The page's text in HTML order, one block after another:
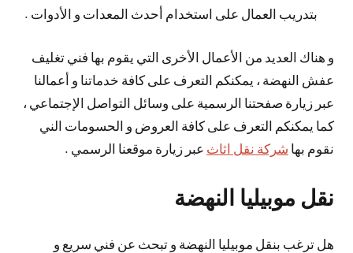
بتدريب العمال على استخدام أحدث المعدات و الأدوات .
و هناك العديد من الأعمال الأخرى التي يقوم بها فني تغليف
عفش النهضة ، يمكنكم التعرف على كافة خدماتنا و أعمالنا
عبر زيارة صفحتنا الرسمية على وسائل التواصل الإجتماعي ،
كما يمكنكم التعرف على كافة العروض و الحسومات الني
نقوم بها شركة نقل اثاث عبر زيارة موقعنا الرسمي .
نقل موبيليا النهضة
هل ترغب بنقل موبيليا النهضة و تبحث عن فني سريع و